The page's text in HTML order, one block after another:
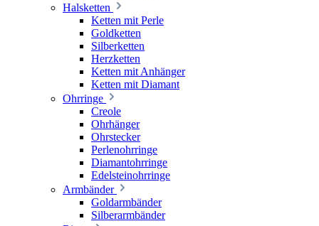
Halsketten
Ketten mit Perle
Goldketten
Silberketten
Herzketten
Ketten mit Anhänger
Ketten mit Diamant
Ohrringe
Creole
Ohrhänger
Ohrstecker
Perlenohrringe
Diamantohrringe
Edelsteinohrringe
Armbänder
Goldarmbänder
Silberarmbänder